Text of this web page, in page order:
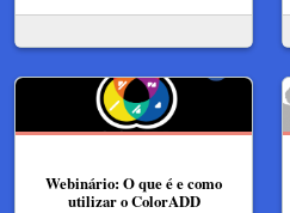
Webinário: O que é e como
utilizar o ColorADD